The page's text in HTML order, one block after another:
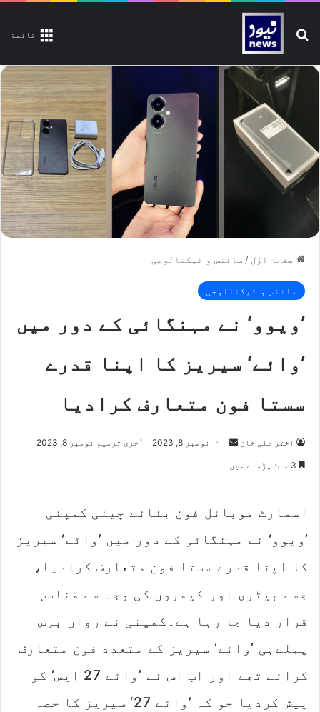
قائمة تلاش کیجیے
صفحۂ اوّل / سائنس و ٹیکنالوجی
سائنس و ٹیکنالوجی
’ویوو‘ نے مہنگائی کے دور میں
’وائے‘ سیریز کا اپنا قدرے
سستا فون متعارف کرادیا
اختر علی خان
a
e
i
نومبر 8, 2023 آخری ترمیم نومبر 8, 2023
اسمارٹ موبائل فون بنانے چینی کمپنی
’ویوو‘ نے مہنگائی کے دور میں ’وائے‘ سیریز
کا اپنا قدرے سستا فون متعارف کرادیا،
جسے بیٹری اور کیمروں کی وجہ سے مناسب
قرار دیا جا رہا ہے۔کمپنی نے رواں برس
پہلےہی ’وائے‘ سیریز کے متعدد فون متعارف
کرائے تھے اور اب اس نے ’وائے 27 ایس‘ کو
پیش کردیا جو کہ ’وائے 27‘ سیریز کا حصہ